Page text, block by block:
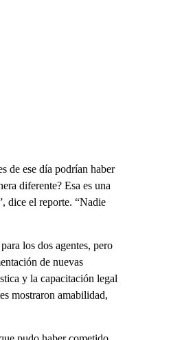
de ese día podrían haber
diferente? Esa es una
dice el reporte. “Nadie
los dos agentes, pero
de nuevas
y la capacitación legal
mostraron amabilidad,